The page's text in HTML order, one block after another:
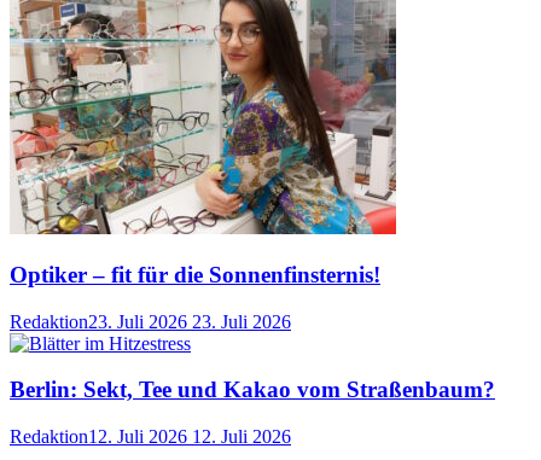
Optiker – fit für die Sonnenfinsternis!
Redaktion23. Juli 2026 23. Juli 2026
Berlin: Sekt, Tee und Kakao vom Straßenbaum?
Redaktion12. Juli 2026 12. Juli 2026